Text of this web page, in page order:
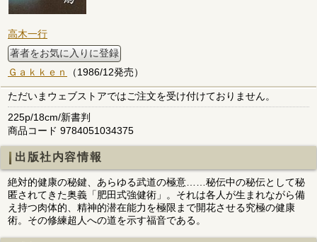
高木一行
著者をお気に入りに登録
Ｇａｋｋｅｎ
（1986/12発売）
ただいまウェブストアではご注文を受け付けておりません。
225p/18cm/新書判
商品コード 9784051034375
出版社内容情報
絶対的健康の秘鍵、あらゆる武道の極意……秘伝中の秘伝として秘
匿されてきた奥義「肥田式強健術」。それは各人が生まれながら備
え持つ肉体的、精神的潜在能力を極限まで開花させる究極の健康
術。その修練超人への道を示す福音である。